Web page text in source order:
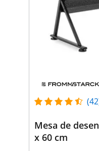
Mesa de
x 60 cm